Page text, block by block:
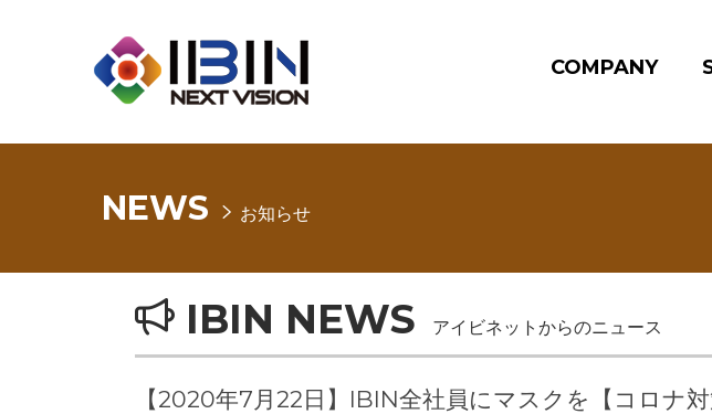
COMPANY
NEWS お知らせ
IBIN NEWS アイビネットからのニュース
【2020年7月22日】IBIN全社員にマスクを【コロナ対